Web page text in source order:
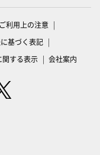
ご利用上の注意
基づく表記
関する表示 会社案内